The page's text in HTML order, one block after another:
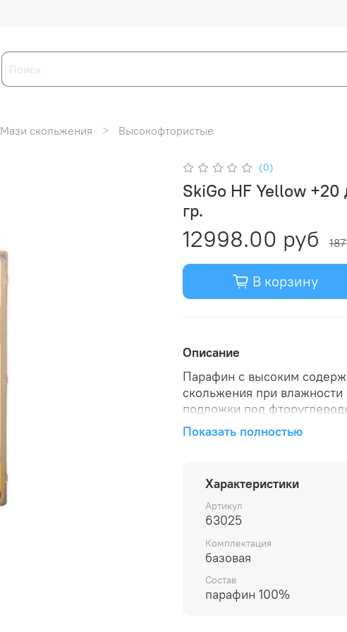
Мази скольжения Высокофтористые
(0)
SkiGo HF Yellow +20
гр.
12998.00 руб
В корзину
Описание
Парафин с высоким
скольжения при влажности
подложки под
Исследования показали,
превосходят по качеству
содержанием фтора.
Показать полностью
Характеристики
Артикул
63025
Комплектация
базовая
Состав
парафин 100%